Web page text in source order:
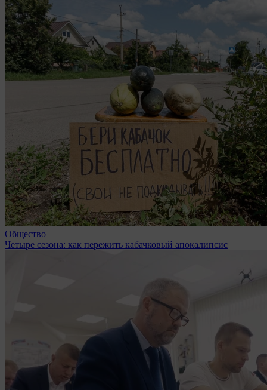
Общество
Четыре сезона: как пережить кабачковый апокалипсис